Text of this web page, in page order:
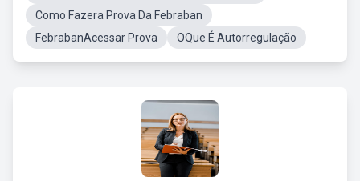
Como Fazera Prova Da Febraban
FebrabanAcessar Prova
OQue É Autorregulação